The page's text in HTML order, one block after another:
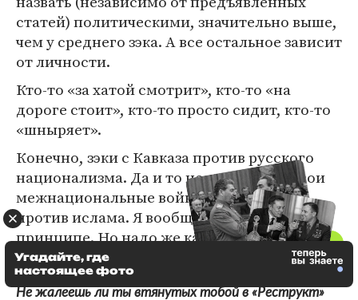
статей) политическими, значительно выше,
чем у среднего зэка. А все остальное зависит
от личности.
Кто-то «за хатой смотрит», кто-то «на
дороге стоит», кто-то просто сидит, кто-то
«шныряет».
Конечно, зэки с Кавказа против русского
национализма. Да и то не все — у них свои
межнациональные войны. А русские —
против ислама. Я вообще против религии в
принципе. Но надо же как-то уживаться, раз
в камере нас заперли.
Не жалеешь ли ты втянутых тобой в «Реструкт»
Угадайте, где
настоящее фото